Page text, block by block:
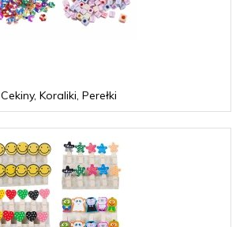
Cekiny, Koraliki, Perełki